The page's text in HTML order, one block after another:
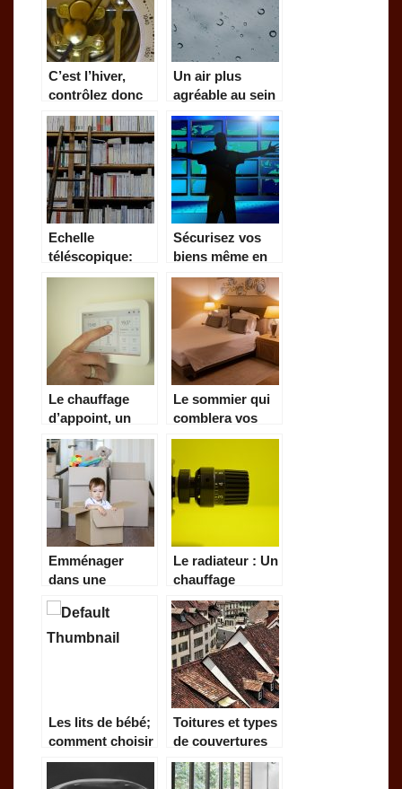
C’est l’hiver,
contrôlez donc
ce qui se passe
dans votre
maison
Un air plus
agréable au sein
votre maison
Echelle
téléscopique:
idéale pour les
Sécurisez vos
biens même en
votre absence!
Le chauffage
d’appoint, un
outil régulateur
de température
Le sommier qui
comblera vos
attentes
Emménager
dans une
nouvelle maison,
comment
s’organiser.
Le radiateur : Un
chauffage
approprié pour
votre maison
Les lits de bébé;
comment choisir
le meilleur ?
Toitures et types
de couvertures